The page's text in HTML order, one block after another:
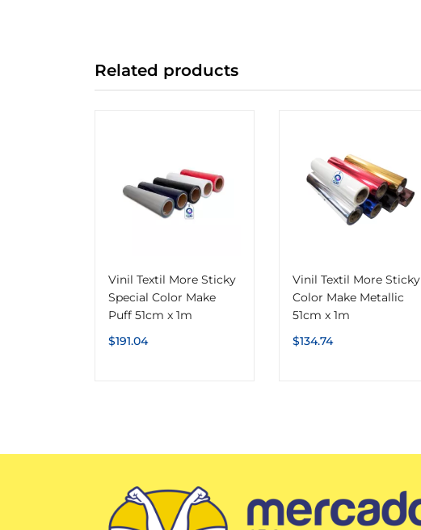
Related products
Vinil Textil More Sticky
Special Color Make
Puff 51cm x 1m
$191.04
Vinil Textil More Sticky
Color Make Metallic
51cm x 1m
$134.74